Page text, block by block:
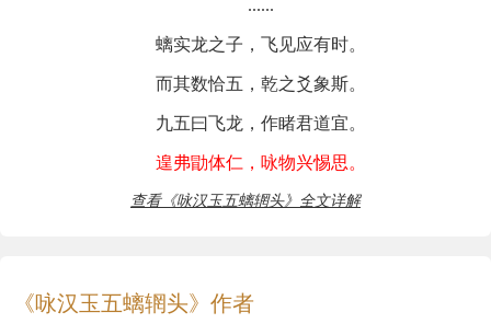
......
螭实龙之子，飞见应有时。
而其数恰五，乾之爻象斯。
九五曰飞龙，作睹君道宜。
遑弗勖体仁，咏物兴惕思。
查看《咏汉玉五螭辋头》全文详解
《咏汉玉五螭辋头》作者